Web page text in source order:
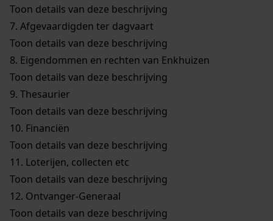
Toon details van deze beschrijving
7. Afgevaardigden ter dagvaart
Toon details van deze beschrijving
8. Eigendommen en rechten van Enkhuizen
Toon details van deze beschrijving
9. Thesaurier
Toon details van deze beschrijving
10. Financiën
Toon details van deze beschrijving
11. Loterijen, collecten etc
Toon details van deze beschrijving
12. Ontvanger-Generaal
Toon details van deze beschrijving